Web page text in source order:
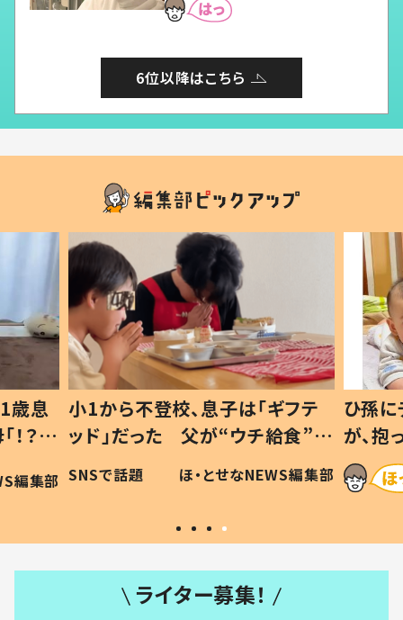
6位以降はこちら
歳息
？」
編集部
小1から不登校、息子は「ギフテ
ッド」だった 父が“ウチ給食”を
作り続ける理由とは #令和の親
#令和の子
SNSで話題 ほ・とせなNEWS編集部
ひ孫
が、
「涙が
い」
ライター募集！